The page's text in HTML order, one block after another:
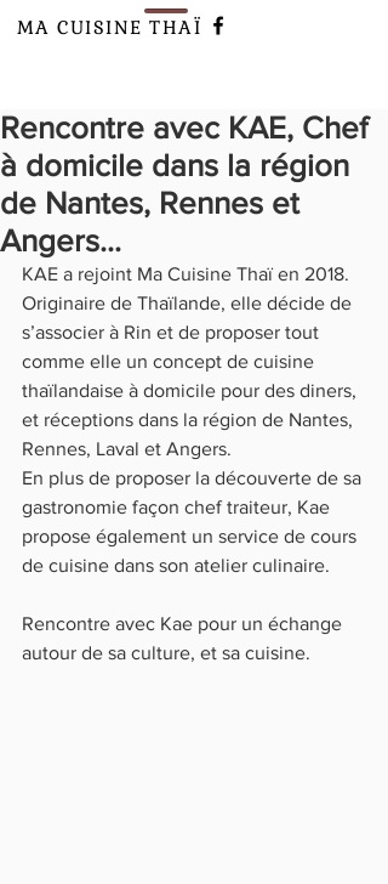
MA CUISINE THAÏ
Rencontre avec KAE, Chef
à domicile dans la région
de Nantes, Rennes et
Angers…
KAE a rejoint Ma Cuisine Thaï en 2018.
Originaire de Thaïlande, elle décide de
s’associer à Rin et de proposer tout
comme elle un concept de cuisine
thaïlandaise à domicile pour des diners,
et réceptions dans la région de Nantes,
Rennes, Laval et Angers.
En plus de proposer la découverte de sa
gastronomie façon chef traiteur, Kae
propose également un service de cours
de cuisine dans son atelier culinaire.
Rencontre avec Kae pour un échange
autour de sa culture, et sa cuisine.